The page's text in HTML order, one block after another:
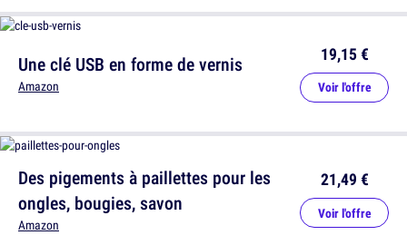
Une clé USB en forme de vernis
Amazon
19,15 €
Voir l'offre
Des pigements à paillettes pour les
ongles, bougies, savon
Amazon
21,49 €
Voir l'offre